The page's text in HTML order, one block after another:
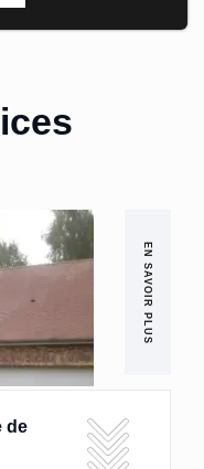
EN SAVOIR PLUS
de